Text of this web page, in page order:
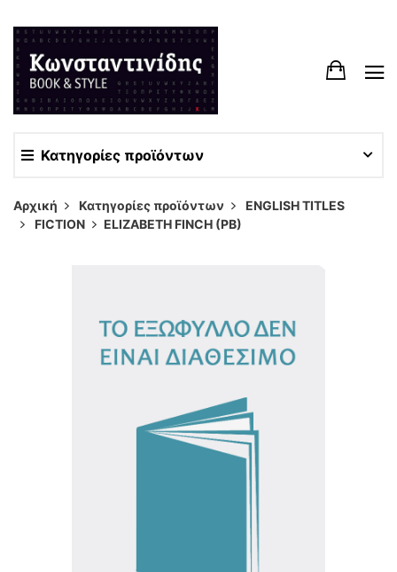
Κατηγορίες προϊόντων
Αρχική Κατηγορίες προϊόντων
ENGLISH TITLES
FICTION
ELIZABETH FINCH (PB)